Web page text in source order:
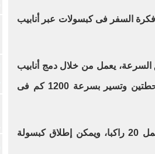
السفر فى كبسولات عبر أنابيب
يعمل من خلال دمج أنابيب
منخفضة الضغط خالية من الهواء تربط بين محطتين وتسير بسرعة 1200 كم فى
- قالت الشركة إن كل كبسولة يمكنها حمل 20 راكبا، ويمكن إطلاق كبسولة